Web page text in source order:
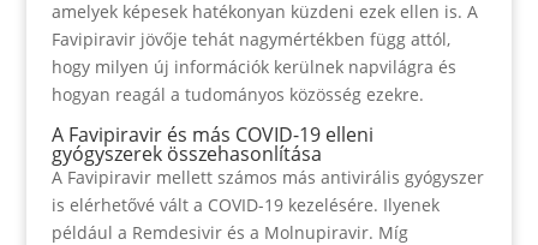
amelyek képesek hatékonyan küzdeni ezek ellen is. A
Favipiravir jövője tehát nagymértékben függ attól,
hogy milyen új információk kerülnek napvilágra és
hogyan reagál a tudományos közösség ezekre.
A Favipiravir és más COVID-19 elleni
gyógyszerek összehasonlítása
A Favipiravir mellett számos más antivirális gyógyszer
is elérhetővé vált a COVID-19 kezelésére. Ilyenek
például a Remdesivir és a Molnupiravir. Míg